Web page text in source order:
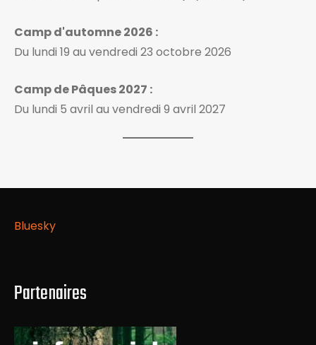
Camp d'automne 2026 :
Du lundi 19 au vendredi 23 octobre 2026
Camp de Pâques 2027 :
Du lundi 5 avril au vendredi 9 avril 2027
Bluesky
Partenaires